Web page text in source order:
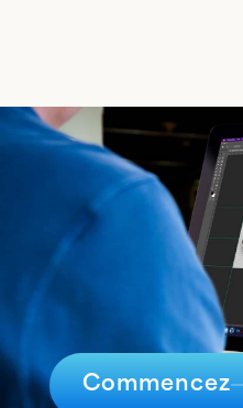
Commencez